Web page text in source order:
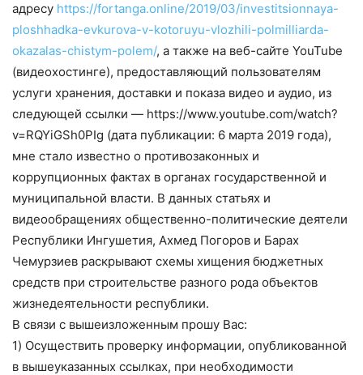
адресу https://fortanga.online/2019/03/investitsionnaya-
ploshhadka-evkurova-v-kotoruyu-vlozhili-polmilliarda-
okazalas-chistym-polem/, а также на веб-сайте YouTube
(видеохостинге), предоставляющий пользователям
услуги хранения, доставки и показа видео и аудио, из
следующей ссылки — https://www.youtube.com/watch?
v=RQYiGSh0PIg (дата публикации: 6 марта 2019 года),
мне стало известно о противозаконных и
коррупционных фактах в органах государственной и
муниципальной власти. В данных статьях и
видеообращениях общественно-политические деятели
Республики Ингушетия, Ахмед Погоров и Барах
Чемурзиев раскрывают схемы хищения бюджетных
средств при строительстве разного рода объектов
жизнедеятельности республики.
В связи с вышеизложенным прошу Вас:
1) Осуществить проверку информации, опубликованной
в вышеуказанных ссылках, при необходимости